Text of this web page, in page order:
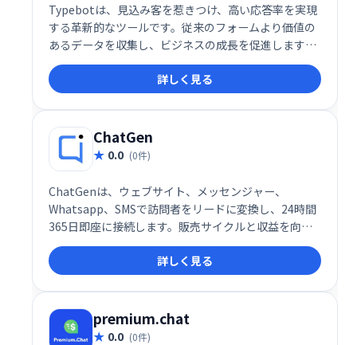
Typebotは、見込み客を惹きつけ、高い応答率を実現
する革新的なツールです。従来のフォームより価値の
あるデータを収集し、ビジネスの成長を促進します。
魅力的なインタラクションで顧客エンゲージメントを
高め、より効果的なマーケティングを実現しましょ
う。
詳しく見る
ChatGen
0.0 (0件)
ChatGenは、ウェブサイト、メッセンジャー、
Whatsapp、SMSで訪問者をリードに変換し、24時間
365日即座に接続します。販売サイクルと収益を向上
させます。
詳しく見る
premium.chat
0.0 (0件)